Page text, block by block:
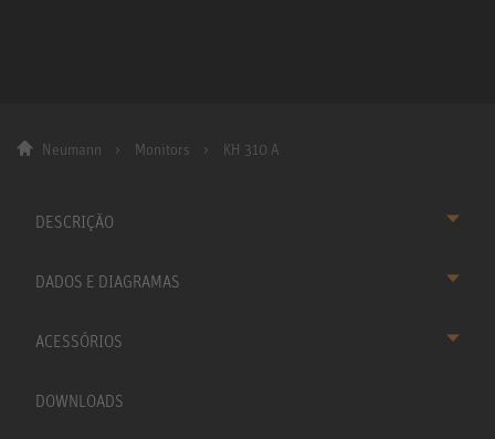
Neumann Monitors KH 310 A
DESCRIÇÃO
DADOS E DIAGRAMAS
ACESSÓRIOS
DOWNLOADS